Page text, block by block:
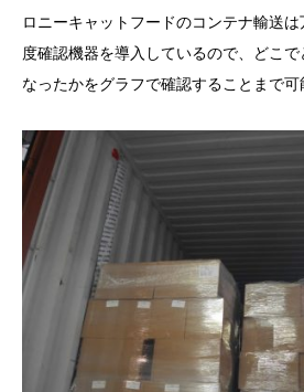
ロニーキャットフードのコンテナ輸送
度確認機器を導入しているので、どこ
なったかをグラフで確認することまで可